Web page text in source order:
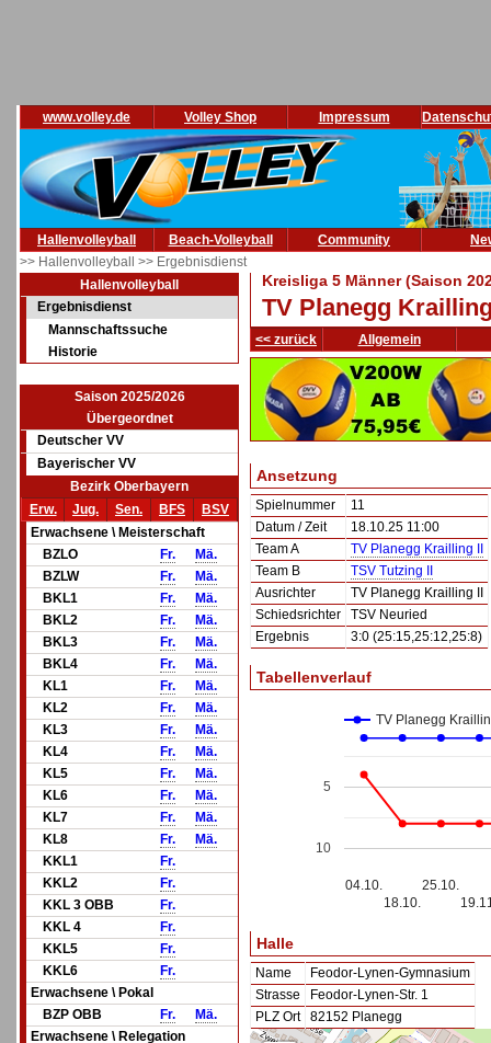
www.volley.de Volley Shop Impressum
Hallenvolleyball Beach-Volleyball Community
>> Hallenvolleyball >> Ergebnisdienst
Hallenvolleyball
Ergebnisdienst
Mannschaftssuche
Historie
Saison 2025/2026
Übergeordnet
Deutscher VV
Bayerischer VV
Bezirk Oberbayern
Erw.
Jug. Sen. BFS
BSV
Erwachsene \ Meisterschaft
BZLO
Fr.
Mä.
BZLW
Fr.
Mä.
BKL1
Fr.
Mä.
BKL2
Fr.
Mä.
BKL3
Fr.
Mä.
BKL4
Fr.
Mä.
KL1
Fr.
Mä.
KL2
Fr.
Mä.
KL3
Fr.
Mä.
KL4
Fr.
Mä.
KL5
Fr.
Mä.
KL6
Fr.
Mä.
KL7
Fr.
Mä.
KL8
Fr.
Mä.
KKL1
Fr.
KKL2
Fr.
KKL 3 OBB
Fr.
KKL 4
Fr.
KKL5
Fr.
KKL6
Fr.
Erwachsene \ Pokal
BZP OBB
Fr.
Mä.
Erwachsene \ Relegation
Kreisliga 5 Männer (Saison
TV Planegg
<< zurück Allgemein
Ansetzung
Spielnummer
11
Datum / Zeit
18.10.25 11:00
Team A
TV Planegg Krailling II
Team B
TSV Tutzing II
Ausrichter
TV Planegg Krailling II
Schiedsrichter
TSV Neuried
Ergebnis
3:0 (25:15,25:12,25:8)
Tabellenverlauf
TV Planegg
04.10.
18.10.
25.10.
5
10
Halle
Name
Feodor-Lynen-Gymnasium
Strasse
Feodor-Lynen-Str. 1
PLZ Ort
82152 Planegg